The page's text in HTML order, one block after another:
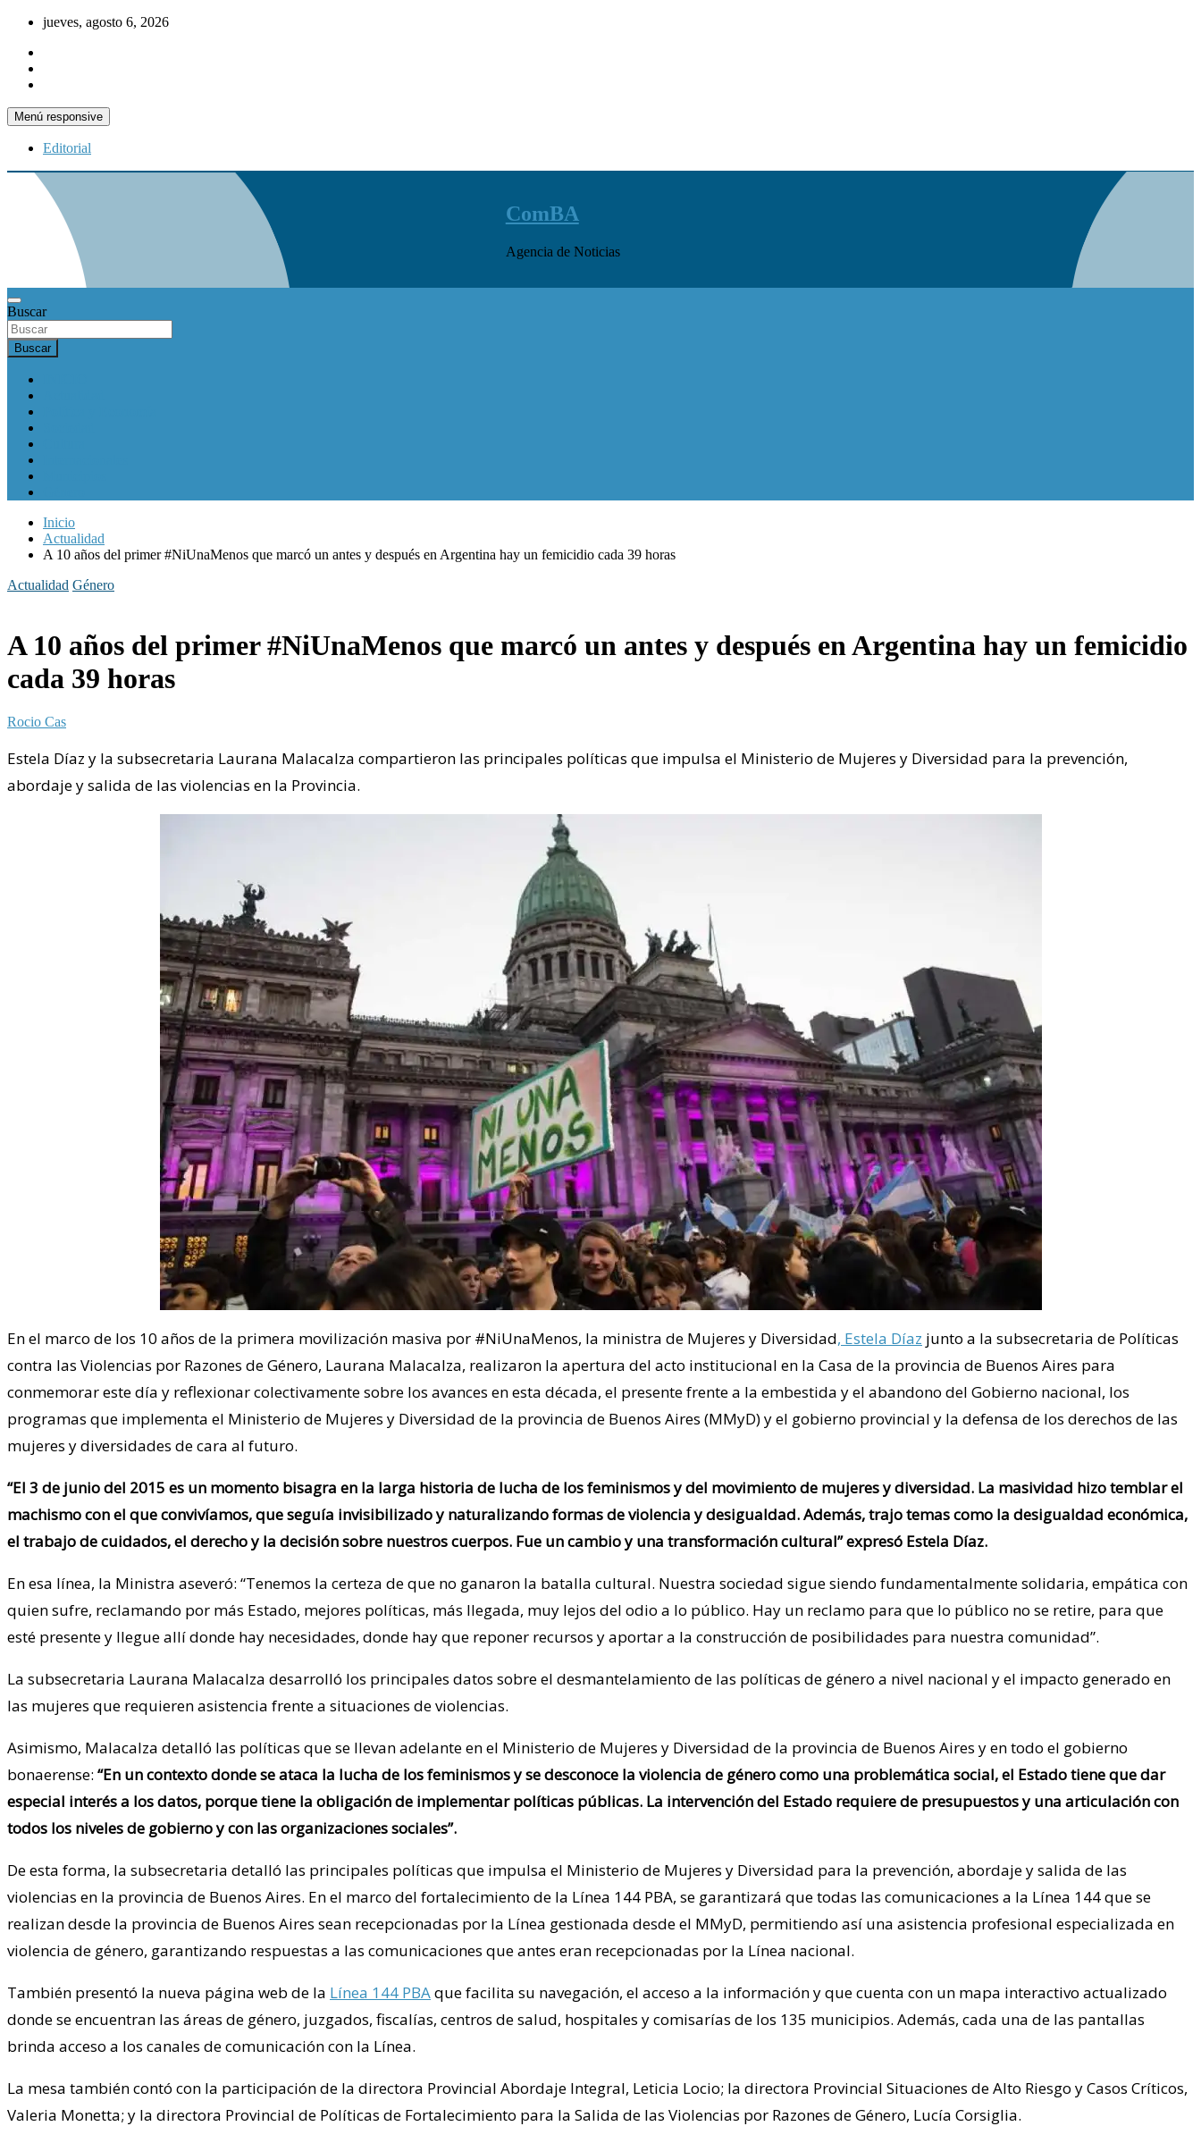
Saltar
contenido
jueves, agosto 6, 2026
Menú responsive
Editorial
ComBA
Agencia de Noticias
Buscar
Buscar
Inicio
Actualidad
A 10 años del primer #NiUnaMenos que marcó un antes y después en Argentina hay un femicidio cada 39 horas
Actualidad Género
A 10 años del primer #NiUnaMenos que marcó un antes y después en Argentina hay un femicidio
cada 39 horas
Rocio Cas
Estela Díaz y la subsecretaria Laurana Malacalza compartieron las principales políticas que impulsa el Ministerio de Mujeres y Diversidad para la prevención,
abordaje y salida de las violencias en la Provincia.
En el marco de los 10 años de la primera movilización masiva por #NiUnaMenos, la ministra de Mujeres y Diversidad, Estela Díaz junto a la subsecretaria de Políticas
contra las Violencias por Razones de Género, Laurana Malacalza, realizaron la apertura del acto institucional en la Casa de la provincia de Buenos Aires para
conmemorar este día y reflexionar colectivamente sobre los avances en esta década, el presente frente a la embestida y el abandono del Gobierno nacional, los
programas que implementa el Ministerio de Mujeres y Diversidad de la provincia de Buenos Aires (MMyD) y el gobierno provincial y la defensa de los derechos de las
mujeres y diversidades de cara al futuro.
“El 3 de junio del 2015 es un momento bisagra en la larga historia de lucha de los feminismos y del movimiento de mujeres y diversidad. La masividad hizo temblar el
machismo con el que convivíamos, que seguía invisibilizado y naturalizando formas de violencia y desigualdad. Además, trajo temas como la desigualdad económica,
el trabajo de cuidados, el derecho y la decisión sobre nuestros cuerpos. Fue un cambio y una transformación cultural” expresó Estela Díaz.
En esa línea, la Ministra aseveró: “Tenemos la certeza de que no ganaron la batalla cultural. Nuestra sociedad sigue siendo fundamentalmente solidaria, empática con
quien sufre, reclamando por más Estado, mejores políticas, más llegada, muy lejos del odio a lo público. Hay un reclamo para que lo público no se retire, para que
esté presente y llegue allí donde hay necesidades, donde hay que reponer recursos y aportar a la construcción de posibilidades para nuestra comunidad”.
La subsecretaria Laurana Malacalza desarrolló los principales datos sobre el desmantelamiento de las políticas de género a nivel nacional y el impacto generado en
las mujeres que requieren asistencia frente a situaciones de violencias.
Asimismo, Malacalza detalló las políticas que se llevan adelante en el Ministerio de Mujeres y Diversidad de la provincia de Buenos Aires y en todo el gobierno
bonaerense: “En un contexto donde se ataca la lucha de los feminismos y se desconoce la violencia de género como una problemática social, el Estado tiene que dar
especial interés a los datos, porque tiene la obligación de implementar políticas públicas. La intervención del Estado requiere de presupuestos y una articulación con
todos los niveles de gobierno y con las organizaciones sociales”.
De esta forma, la subsecretaria detalló las principales políticas que impulsa el Ministerio de Mujeres y Diversidad para la prevención, abordaje y salida de las
violencias en la provincia de Buenos Aires. En el marco del fortalecimiento de la Línea 144 PBA, se garantizará que todas las comunicaciones a la Línea 144 que se
realizan desde la provincia de Buenos Aires sean recepcionadas por la Línea gestionada desde el MMyD, permitiendo así una asistencia profesional especializada en
violencia de género, garantizando respuestas a las comunicaciones que antes eran recepcionadas por la Línea nacional.
También presentó la nueva página web de la Línea 144 PBAque facilita su navegación, el acceso a la información y que cuenta con un mapa interactivo actualizado
donde se encuentran las áreas de género, juzgados, fiscalías, centros de salud, hospitales y comisarías de los 135 municipios. Además, cada una de las pantallas
brinda acceso a los canales de comunicación con la Línea.
La mesa también contó con la participación de la directora Provincial Abordaje Integral, Leticia Locio; la directora Provincial Situaciones de Alto Riesgo y Casos Críticos,
Valeria Monetta; y la directora Provincial de Políticas de Fortalecimiento para la Salida de las Violencias por Razones de Género, Lucía Corsiglia.